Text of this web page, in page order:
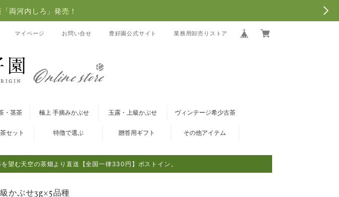
両河内しろ」発売！
マイページ お問い合せ 豊好園公式サイト 業務用卸売りストア
・茎茶 極上 手摘みかぶせ 玉露・上級かぶせ ヴィンテージ希少古茶
セット 特徴で選ぶ 贈答用ギフト その他アイテム
望む天空の茶畑より直送【全国一律330円】ポストイン。
かぶせ3g×5品種